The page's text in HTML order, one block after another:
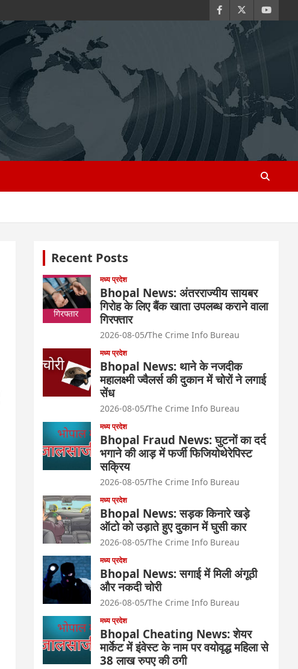
Recent Posts
मध्य प्रदेश
Bhopal News: अंतरराज्यीय सायबर
गिरोह के लिए बैंक खाता उपलब्ध कराने वाला
गिरफ्तार
2026-08-05 The Crime Info Bureau
मध्य प्रदेश
Bhopal News: थाने के नजदीक
महालक्ष्मी ज्वैलर्स की दुकान में चोरों ने लगाई
सेंध
2026-08-05 The Crime Info Bureau
मध्य प्रदेश
Bhopal Fraud News: घुटनों का दर्द
भगाने की आड़ में फर्जी फिजियोथेरेपिस्ट
सक्रिय
2026-08-05 The Crime Info Bureau
मध्य प्रदेश
Bhopal News: सड़क किनारे खड़े
ऑटो को उड़ाते हुए दुकान में घुसी कार
2026-08-05 The Crime Info Bureau
मध्य प्रदेश
Bhopal News: सगाई में मिली अंगूठी
और नकदी चोरी
2026-08-05 The Crime Info Bureau
मध्य प्रदेश
Bhopal Cheating News: शेयर
मार्केट में इंवेस्ट के नाम पर वयोवृद्ध महिला से
38 लाख रुपए की ठगी